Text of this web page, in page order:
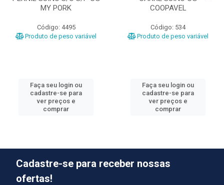
MY PORK
Código: 4495
Produto de peso variável
Faça seu login ou
cadastre-se para
ver preços e
comprar
COOPAVEL
Código: 534
Produto de peso variável
Faça seu login ou
cadastre-se para
ver preços e
comprar
Cadastre-se para receber nossas
ofertas!